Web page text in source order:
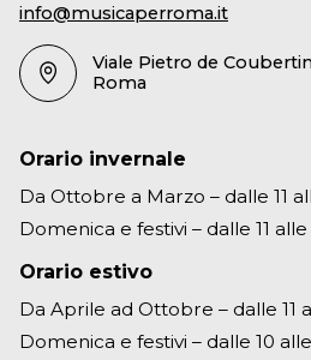
info@musicaperroma.it
Viale Pietro de
Roma
Orario invernale
Da Ottobre a Marzo – dalle 11
Domenica e festivi – dalle 11 alle
Orario estivo
Da Aprile ad Ottobre – dalle 11
Domenica e festivi – dalle 10